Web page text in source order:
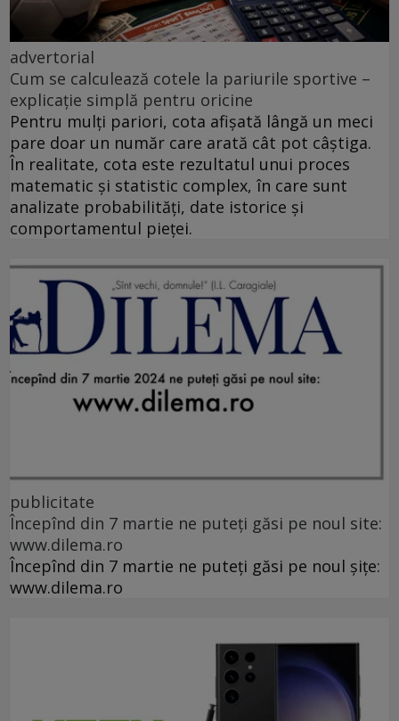
advertorial
Cum se calculează cotele la pariurile sportive –
explicație simplă pentru oricine
Pentru mulți pariori, cota afișată lângă un meci
pare doar un număr care arată cât pot câștiga.
În realitate, cota este rezultatul unui proces
matematic și statistic complex, în care sunt
analizate probabilități, date istorice și
comportamentul pieței.
publicitate
Începînd din 7 martie ne puteți găsi pe noul site:
www.dilema.ro
Începînd din 7 martie ne puteți găsi pe noul șițe:
www.dilema.ro